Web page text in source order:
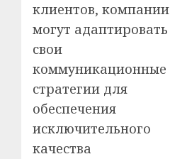
клиентов, компании
могут адаптировать
свои
коммуникационные
стратегии для
обеспечения
исключительного
качества